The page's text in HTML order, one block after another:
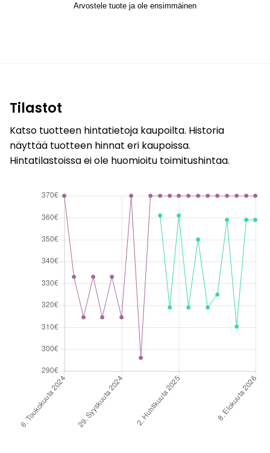
Arvostele tuote ja ole ensimmäinen
Tilastot
Katso tuotteen hintatietoja kaupoilta. Historia
näyttää tuotteen hinnat eri kaupoissa.
Hintatilastoissa ei ole huomioitu toimitushintaa.